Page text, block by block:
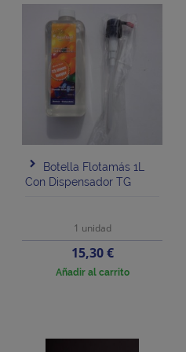
Botella Flotamás 1L
Con Dispensador TG
1 unidad
Precio
15,30 €
Añadir al carrito